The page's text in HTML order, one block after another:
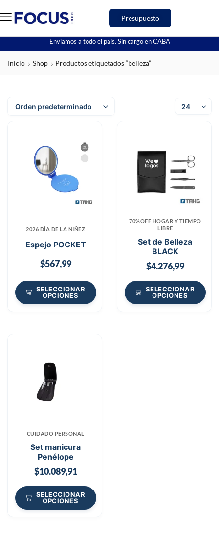
Presupuesto
Enviamos a todo el país. Sin cargo en CABA
Inicio Shop Productos etiquetados “belleza”
2026 DÍA DE LA NIÑEZ
Espejo POCKET
$567,99
SELECCIONAR
OPCIONES
70%OFF HOGAR Y TIEMPO
LIBRE
Set de Belleza
BLACK
$4.276,99
SELECCIONAR
OPCIONES
CUIDADO PERSONAL
Set manicura
Penélope
$10.089,91
SELECCIONAR
OPCIONES